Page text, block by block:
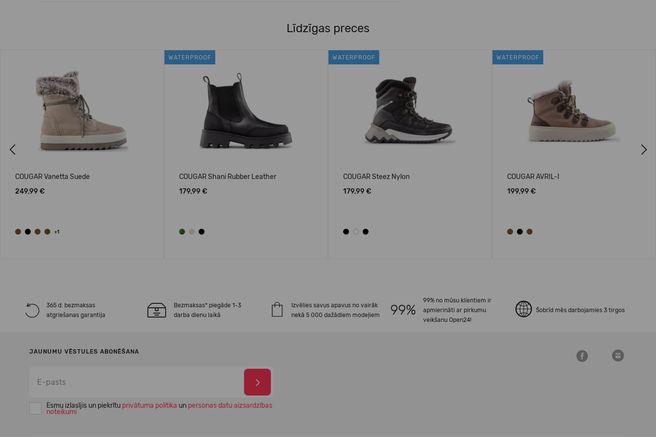
Līdzīgas preces
COUGAR Vanetta Suede
249,99 €
+1
WATERPROOF
COUGAR Shani Rubber Leather
179,99 €
WATERPROOF
COUGAR Steez Nylon
179,99 €
WATERPROOF
COUGAR AVRIL-I
199,99 €
365 d. bezmaksas
atgriešanas garantija
Bezmaksas* piegāde 1-3
darba dienu laikā
Izvēlies savus apavus no vairāk
nekā 5 000 dažādiem modeļiem
99% no mūsu klientiem ir
apmierināti ar pirkumu
veikšanu Open24!
Šobrīd mēs darbojamies 3 tirgos
JAUNUMU VĒSTULES ABONĒŠANA
Esmu izlasījis un piekrītu privātuma politika un personas datu aizsardzības
noteikumi